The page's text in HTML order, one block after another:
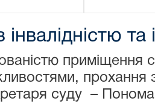
інвалідністю
приміщення
прохання
суду –